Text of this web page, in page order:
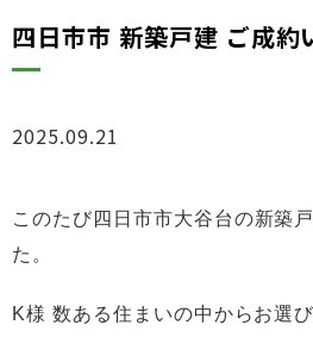
四日市市 新築戸建 ご成約
2025.09.21
このたび四日市市大谷台の新築
た。
K様 数ある住まいの中からお選び